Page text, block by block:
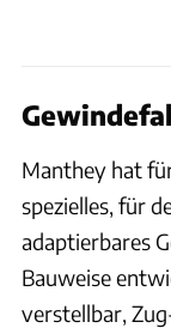
Manthey hat
spezielles, für
adaptierbares
Bauweise
verstellbar,